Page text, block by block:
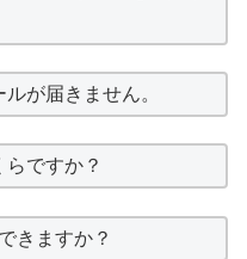
が届きません。
らですか？
きますか？